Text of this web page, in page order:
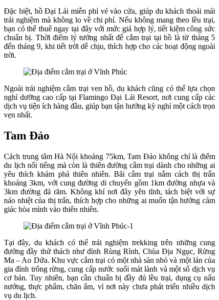
Đặc biệt, hồ Đại Lải miễn phí vé vào cửa, giúp du khách thoải mái
trải nghiệm mà không lo về chi phí. Nếu không mang theo lều trại,
bạn có thể thuê ngay tại đây với mức giá hợp lý, tiết kiệm công sức
chuẩn bị. Thời điểm lý tưởng nhất để cắm trại tại hồ là từ tháng 5
đến tháng 9, khi tiết trời dễ chịu, thích hợp cho các hoạt động ngoài
trời.
Ngoài trải nghiệm cắm trại ven hồ, du khách cũng có thể lựa chọn
nghỉ dưỡng cao cấp tại Flamingo Đại Lải Resort, nơi cung cấp các
dịch vụ tiện ích hàng đầu, giúp bạn tận hưởng kỳ nghỉ một cách trọn
vẹn nhất.
Tam Đảo
Cách trung tâm Hà Nội khoảng 75km, Tam Đảo không chỉ là điểm
du lịch nổi tiếng mà còn là thiên đường cắm trại dành cho những ai
yêu thích khám phá thiên nhiên. Bãi cắm trại nằm cách thị trấn
khoảng 3km, với cung đường di chuyển gồm 1km đường nhựa và
3km đường đá răm. Không khí nơi đây yên tĩnh, tách biệt với sự
náo nhiệt của thị trấn, thích hợp cho những ai muốn tận hưởng cảm
giác hòa mình vào thiên nhiên.
Tại đây, du khách có thể trải nghiệm trekking trên những cung
đường đầy thử thách như đỉnh Rùng Rình, Chùa Địa Ngục, Rừng
Ma – Ao Dứa. Khu vực cắm trại có một nhà sàn nhỏ và một lán của
gia đình trông rừng, cung cấp nước suối mát lành và một số dịch vụ
cơ bản. Tuy nhiên, bạn cần chuẩn bị đầy đủ lều trại, dụng cụ nấu
nướng, thực phẩm, chăn ấm, vì nơi này chưa phát triển nhiều dịch
vụ du lịch.